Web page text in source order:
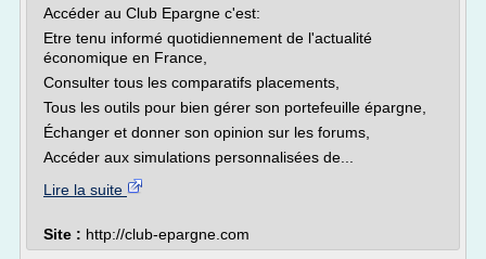
Accéder au Club Epargne c'est:
Etre tenu informé quotidiennement de l'actualité
économique en France,
Consulter tous les comparatifs placements,
Tous les outils pour bien gérer son portefeuille épargne,
Échanger et donner son opinion sur les forums,
Accéder aux simulations personnalisées de...
Lire la suite
Site : http://club-epargne.com